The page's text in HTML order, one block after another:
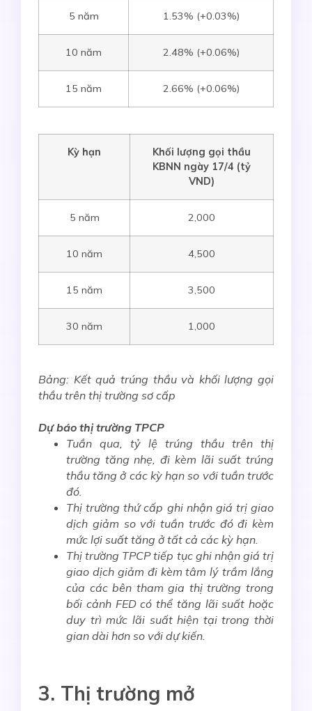
5 năm 1.53% (+0.03%)
10 năm 2.48% (+0.06%)
15 năm 2.66% (+0.06%)
Kỳ hạn
Khối lượng gọi thầu
KBNN ngày 17/4 (tỷ
VND)
5 năm 2,000
10 năm 4,500
15 năm 3,500
30 năm 1,000
Bảng: Kết quả trúng thầu và khối lượng gọi
thầu trên thị trường sơ cấp
Dự báo thị trường TPCP
Tuần qua, tỷ lệ trúng thầu trên thị
trường tăng nhẹ, đi kèm lãi suất trúng
thầu tăng ở các kỳ hạnso với tuần trước
đó.
Thị trường thứ cấp ghi nhận giá trị giao
dịch giảm so với tuần trước đó đi kèm
mức lợi suất tăng ở tất cả các kỳ hạn.
Thị trường TPCP tiếp tục ghi nhận giá trị
giao dịch giảm đi kèm tâm lý trầm lắng
của các bên tham gia thị trường trong
bối cảnh FED có thể tăng lãi suất hoặc
duy trì mức lãi suất hiện tại trong thời
gian dài hơn so với dự kiến.
3. Thị trường mở